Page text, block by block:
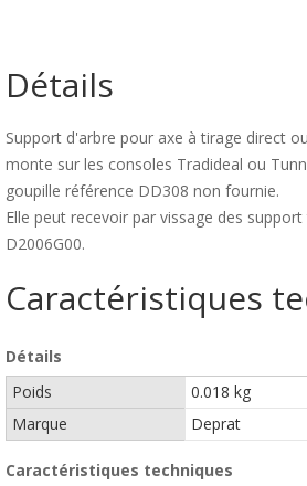
Détails
Support d'arbre pour axe à tirage direct
monte sur les consoles Tradideal ou
goupille référence DD308 non fournie.
Elle peut recevoir par vissage des
D2006G00.
Caractéristiques
Détails
Poids
0.018 kg
Marque
Deprat
Caractéristiques techniques